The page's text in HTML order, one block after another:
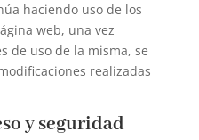
haciendo uso de los
web, una vez
de uso de la misma, se
realizadas
y seguridad